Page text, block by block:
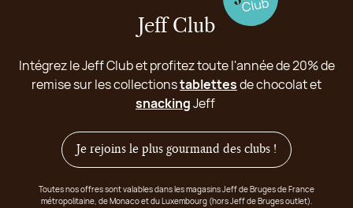
Jeff Club
Intégrez le Jeff Club et profitez toute l'année de 20% de
remise sur les collectionstablettesde chocolat et
snackingJeff
Je rejoins le plus gourmand des clubs !
Toutes nos offres sont valables dans les magasins Jeff de Bruges de France
métropolitaine, de Monaco et du Luxembourg (hors Jeff de Bruges outlet).